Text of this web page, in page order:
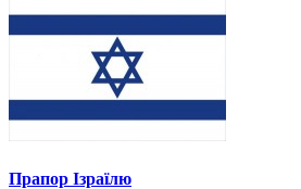
Прапор Ізраїлю